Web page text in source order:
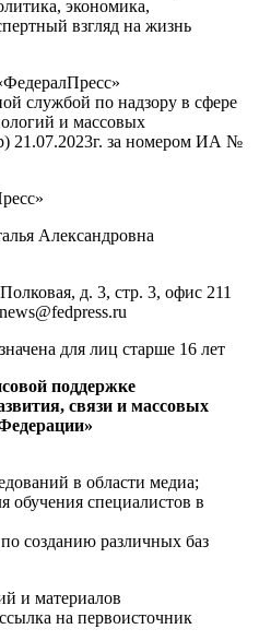
экономика,
взгляд на жизнь
службой по надзору в сфере
и массовых
21.07.2023г. за номером ИА №
Александровна
д. 3, стр. 3, офис 211
для лиц старше 16 лет
поддержке
связи и массовых
в области медиа;
обучения специалистов в
созданию различных баз
и материалов
на первоисточник